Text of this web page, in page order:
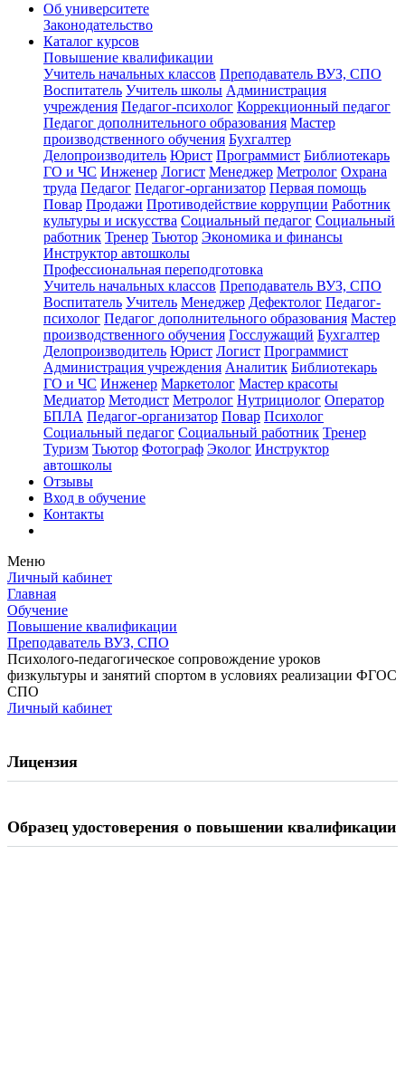
Об университете
Законодательство
Каталог курсов
Повышение квалификации
Учитель начальных классов Преподаватель ВУЗ, СПО
Воспитатель Учитель школы Администрация
учреждения Педагог-психолог Коррекционный педагог
Педагог дополнительного образования Мастер
производственного обучения Бухгалтер
Делопроизводитель Юрист Программист Библиотекарь
ГО и ЧС Инженер Логист Менеджер Метролог Охрана
труда Педагог Педагог-организатор Первая помощь
Повар Продажи Противодействие коррупции Работник
культуры и искусства Социальный педагог Социальный
работник Тренер Тьютор Экономика и финансы
Инструктор автошколы
Профессиональная переподготовка
Учитель начальных классов Преподаватель ВУЗ, СПО
Воспитатель Учитель Менеджер Дефектолог Педагог-
психолог Педагог дополнительного образования Мастер
производственного обучения Госслужащий Бухгалтер
Делопроизводитель Юрист Логист Программист
Администрация учреждения Аналитик Библиотекарь
ГО и ЧС Инженер Маркетолог Мастер красоты
Медиатор Методист Метролог Нутрициолог Оператор
БПЛА Педагог-организатор Повар Психолог
Социальный педагог Социальный работник Тренер
Туризм Тьютор Фотограф Эколог Инструктор
автошколы
Отзывы
Вход в обучение
Контакты
Меню
Личный кабинет
Главная
Обучение
Повышение квалификации
Преподаватель ВУЗ, СПО
Психолого-педагогическое сопровождение уроков
физкультуры и занятий спортом в условиях реализации ФГОС
СПО
Личный кабинет
Лицензия
Образец удостоверения о повышении квалификации